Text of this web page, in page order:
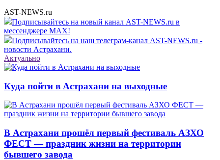
AST-NEWS.ru
Подписывайтесь на новый канал AST-NEWS.ru в
мессенджере MAX!
Подписывайтесь на наш телеграм-канал AST-NEWS.ru -
новости Астрахани.
Актуально
Куда пойти в Астрахани на выходные
В Астрахани прошёл первый фестиваль АЗХО
ФЕСТ — праздник жизни на территории
бывшего завода